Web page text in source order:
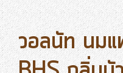
วอลนัท นม